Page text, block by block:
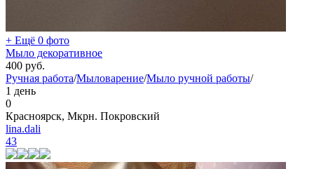
+ Ещё 0 фото
Мыло декоративное
400 руб.
Ручная работа/Мыловарение/Мыло ручной работы/
1 день
0
Красноярск, Мкрн. Покровский
lina.dali
43